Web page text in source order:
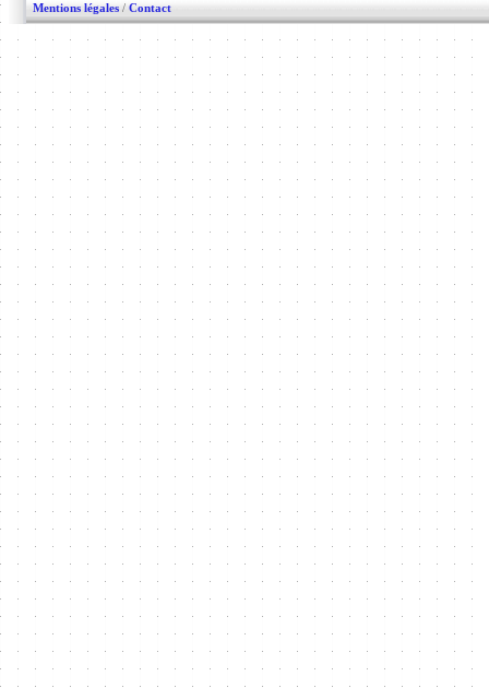
Mentions légales / Contact